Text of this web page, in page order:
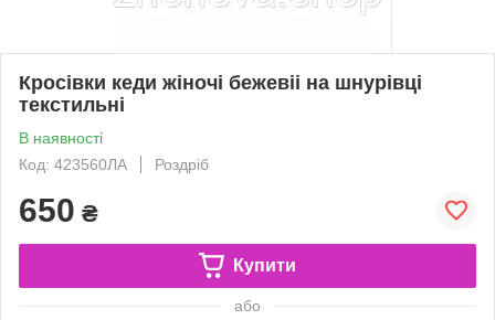
Кросівки кеди жіночі бежевіі на шнурівці
текстильні
В наявності
Код: 423560ЛА
Роздріб
650 ₴
Купити
або